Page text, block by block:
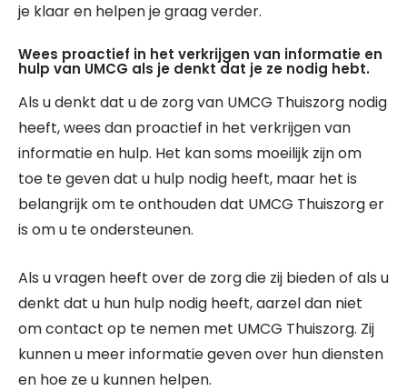
je klaar en helpen je graag verder.
Wees proactief in het verkrijgen van informatie en
hulp van UMCG als je denkt dat je ze nodig hebt.
Als u denkt dat u de zorg van UMCG Thuiszorg nodig
heeft, wees dan proactief in het verkrijgen van
informatie en hulp. Het kan soms moeilijk zijn om
toe te geven dat u hulp nodig heeft, maar het is
belangrijk om te onthouden dat UMCG Thuiszorg er
is om u te ondersteunen.
Als u vragen heeft over de zorg die zij bieden of als u
denkt dat u hun hulp nodig heeft, aarzel dan niet
om contact op te nemen met UMCG Thuiszorg. Zij
kunnen u meer informatie geven over hun diensten
en hoe ze u kunnen helpen.